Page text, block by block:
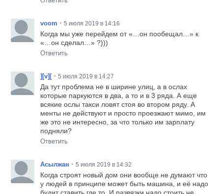
voom • 5 июля 2019 в 14:16
Когда мы уже перейдем от «…он пообещал…» к
«…он сделал…» ?)))
Ответить
][v][ • 5 июля 2019 в 14:27
Да тут проблема не в ширине улиц, а в ослах
которые паркуются в два, а то и в 3 ряда. А еще
всякие ослы такси ловят стоя во втором ряду. А
менты не действуют и просто проезжают мимо, им
же это не интересно, за что только им зарплату
подняли?
Ответить
Асылжан • 5 июля 2019 в 14:32
Когда строят новый дом они вообще не думают что
у людей в принципе может быть машина, и её надо
будит ставить где то. И развязки надо стоить не